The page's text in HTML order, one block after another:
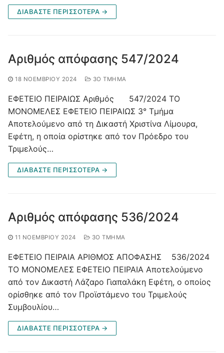
ΔΙΑΒΑΣΤΕ ΠΕΡΙΣΣΟΤΕΡΑ →
Αριθμός απόφασης 547/2024
18 ΝΟΕΜΒΡΊΟΥ 2024 3Ο ΤΜΉΜΑ
ΕΦΕΤΕΙΟ ΠΕΙΡΑΙΩΣ Αριθμός 547/2024 ΤΟ
ΜΟΝΟΜΕΛΕΣ ΕΦΕΤΕΙΟ ΠΕΙΡΑΙΩΣ 3° Τμήμα
Αποτελούμενο από τη Δικαστή Χριστίνα Λίμουρα,
Εφέτη, η οποία ορίστηκε από τον Πρόεδρο του
Τριμελούς…
ΔΙΑΒΑΣΤΕ ΠΕΡΙΣΣΟΤΕΡΑ →
Αριθμός απόφασης 536/2024
11 ΝΟΕΜΒΡΊΟΥ 2024 3Ο ΤΜΉΜΑ
ΕΦΕΤΕΙΟ ΠΕΙΡΑΙΑ ΑΡΙΘΜΟΣ ΑΠΟΦΑΣΗΣ 536/2024
ΤΟ ΜΟΝΟΜΕΛΕΣ ΕΦΕΤΕΙΟ ΠΕΙΡΑΙΑ Αποτελούμενο
από τoν Δικαστή Λάζαρο Γιαπαλάκη Εφέτη, ο οποίος
ορίσθηκε από τον Προϊστάμενο του Τριμελούς
Συμβουλίου…
ΔΙΑΒΑΣΤΕ ΠΕΡΙΣΣΟΤΕΡΑ →